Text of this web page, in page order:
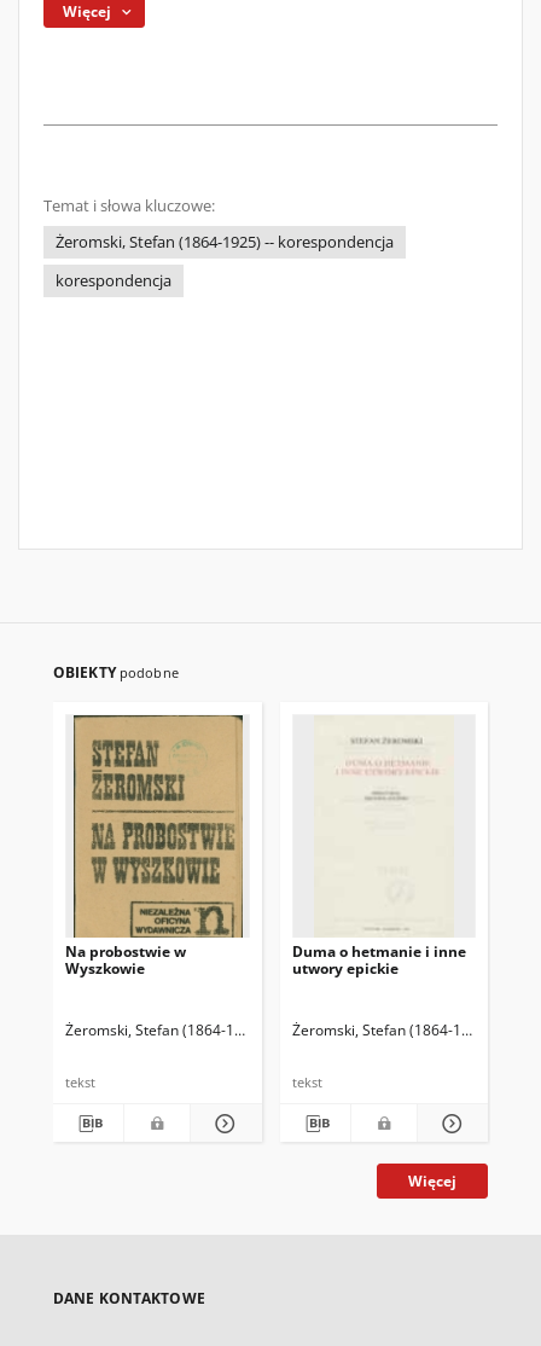
Więcej
Temat i słowa kluczowe:
Żeromski, Stefan (1864-1925) -- korespondencja
korespondencja
OBIEKTY podobne
Na probostwie w
Wyszkowie
Żeromski, Stefan (1864-1925)
tekst
Duma o hetmanie i inne
utwory epickie
Żeromski, Stefan (1864-1925)
tekst
Więcej
DANE KONTAKTOWE